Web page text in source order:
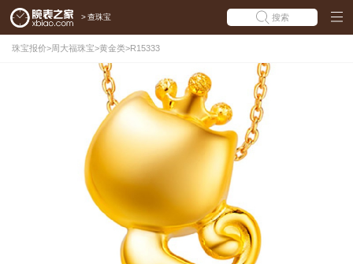
> 查珠宝 搜索
珠宝报价> 周大福珠宝>黄金类>R15333